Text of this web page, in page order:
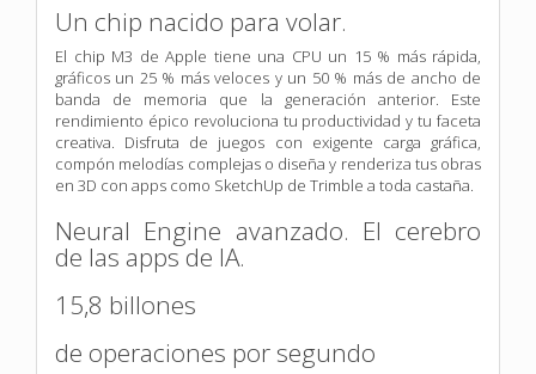
Un chip nacido para volar.
El chip M3 de Apple tiene una CPU un 15 % más rápida,
gráficos un 25 % más veloces y un 50 % más de ancho de
banda de memoria que la generación anterior. Este
rendimiento épico revoluciona tu productividad y tu faceta
creativa. Disfruta de juegos con exigente carga gráfica,
compón melodías complejas o diseña y renderiza tus obras
en 3D con apps como SketchUp de Trimble a toda castaña.
Neural Engine avanzado. El cerebro
de las apps de IA.
15,8 billones
de operaciones por segundo